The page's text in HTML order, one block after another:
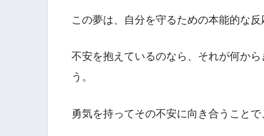
この夢は、自分を守るための本能的な反
不安を抱えているのなら、それが何か
う。
勇気を持ってその不安に向き合うことで